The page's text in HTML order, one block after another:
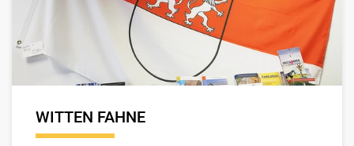
WITTEN FAHNE